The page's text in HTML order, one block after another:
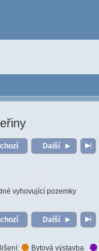
Další
vyhovující pozemky
Další
Bytová výstavba